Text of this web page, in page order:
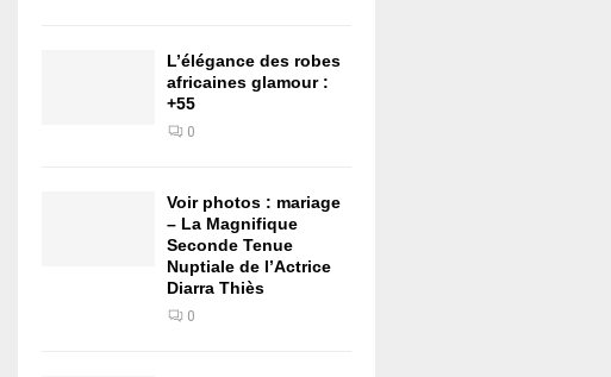
L’élégance des robes
africaines glamour :
+55
0
Voir photos : mariage
– La Magnifique
Seconde Tenue
Nuptiale de l’Actrice
Diarra Thiès
0